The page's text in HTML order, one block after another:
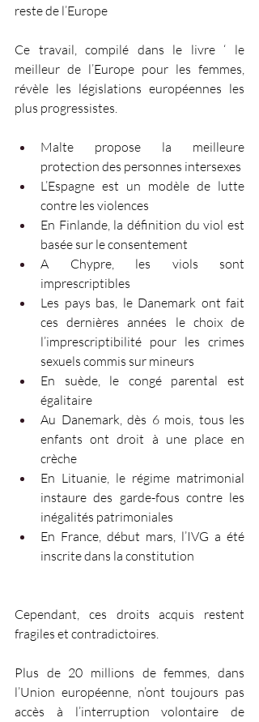
reste de l’Europe
Ce travail, compilé dans le livre ‘ le
meilleur de l’Europe pour les femmes,
révèle les législations européennes les
plus progressistes.
Malte propose la meilleure
protection des personnes intersexes
L’Espagne est un modèle de lutte
contre les violences
En Finlande, la définition du viol est
basée sur le consentement
A Chypre, les viols sont
imprescriptibles
Les pays bas, le Danemark ont fait
ces dernières années le choix de
l’imprescriptibilité pour les crimes
sexuels commis sur mineurs
En suède, le congé parental est
égalitaire
Au Danemark, dès 6 mois, tous les
enfants ont droit à une place en
crèche
En Lituanie, le régime matrimonial
instaure des garde-fous contre les
inégalités patrimoniales
En France, début mars, l’IVG a été
inscrite dans la constitution
Cependant, ces droits acquis restent
fragiles et contradictoires.
Plus de 20 millions de femmes, dans
l’Union européenne, n’ont toujours pas
accès à l’interruption volontaire de